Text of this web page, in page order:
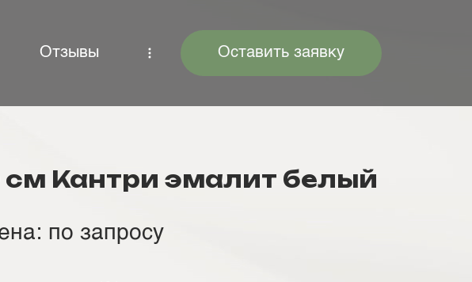
Отзывы Оставить заявку
см Кантри эмалит белый
по запросу